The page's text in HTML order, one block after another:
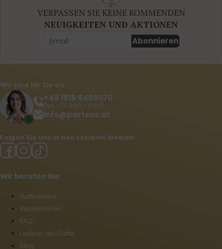
VERPASSEN SIE KEINE KOMMENDEN
NEUIGKEITEN UND AKTIONEN
Abonnieren
Wir sind für Sie da:
+49 1515 6456070
(Mo - Fr: 9:00 - 17:00)
info@parfens.at
Folgen Sie uns in den sozialen Medien:
Wir beraten Sie:
Duftberater
Rezensionen
FAQ
Lexikon der Düfte
Blog